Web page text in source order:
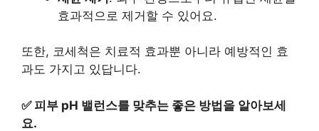
효과적으로 제거할 수 있어요.
또한, 코세척은 치료적 효과뿐 아니라 예방적인 효
과도 가지고 있답니다.
✅ 피부 pH 밸런스를 맞추는 좋은 방법을 알아보세
요.